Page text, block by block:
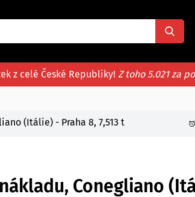
z celé České Republiky! Z toho 5.021 za
(Itálie) - Praha 8, 7,513 t
Conegliano